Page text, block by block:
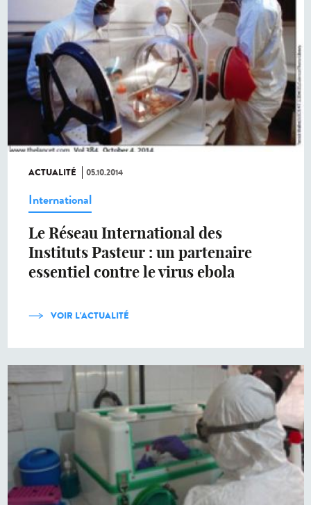
ACTUALITÉ 05.10.2014
International
Le Réseau International des
Instituts Pasteur : un partenaire
essentiel contre le virus ebola
VOIR L'ACTUALITÉ